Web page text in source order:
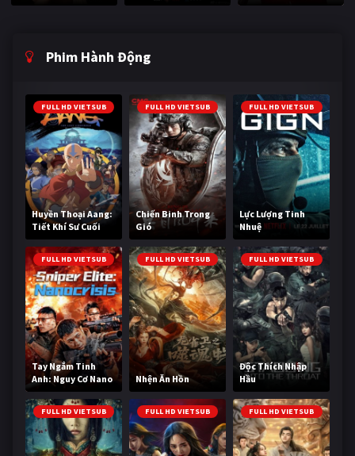
Phim Hành Động
FULL HD VIETSUB
Huyền Thoại Aang:
Tiết Khí Sư Cuối
Cùng
FULL HD VIETSUB
Chiến Binh Trong
Gió
FULL HD VIETSUB
Lực Lượng Tinh
Nhuệ
FULL HD VIETSUB
Tay Ngắm Tinh
Anh: Nguy Cơ Nano
FULL HD VIETSUB
Nhện Ăn Hồn
FULL HD VIETSUB
Độc Thích Nhập
Hầu
FULL HD VIETSUB FULL HD VIETSUB FULL HD VIETSUB